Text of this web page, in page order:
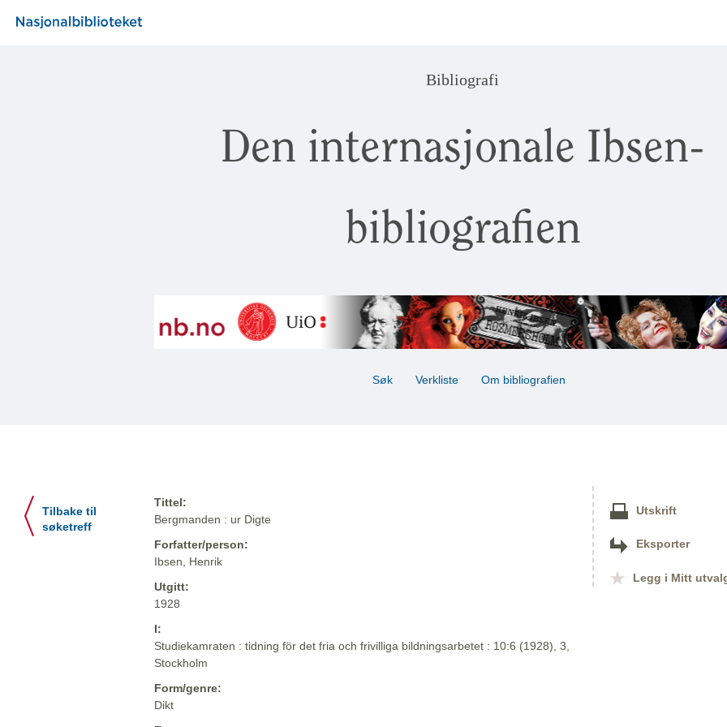
Bibliografi
Den internasjonale Ibsen-
bibliografien
Søk Verkliste Om bibliografien
Tilbake til
søketreff
Tittel:
Bergmanden : ur Digte
Forfatter/person:
Ibsen, Henrik
Utgitt:
1928
I:
Studiekamraten : tidning för det fria och frivilliga bildningsarbetet : 10:6 (1928), 3,
Stockholm
Form/genre:
Dikt
Utskrift
Eksporter
Legg i Mitt